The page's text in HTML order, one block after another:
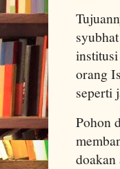
orang
seperti
Pohon